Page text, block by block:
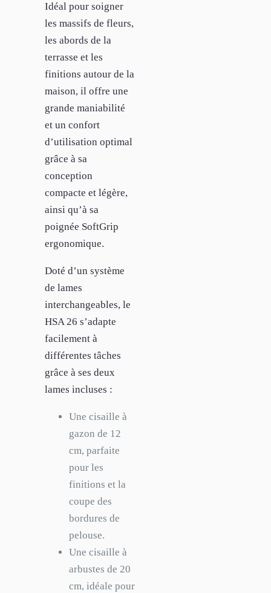
Idéal pour soigner
les massifs de fleurs,
les abords de la
terrasse et les
finitions autour de la
maison, il offre une
grande maniabilité
et un confort
d’utilisation optimal
grâce à sa
conception
compacte et légère,
ainsi qu’à sa
poignée SoftGrip
ergonomique.
Doté d’un système
de lames
interchangeables, le
HSA 26 s’adapte
facilement à
différentes tâches
grâce à ses deux
lames incluses :
Une cisaille à
gazon de 12
cm, parfaite
pour les
finitions et la
coupe des
bordures de
pelouse.
Une cisaille à
arbustes de 20
cm, idéale pour